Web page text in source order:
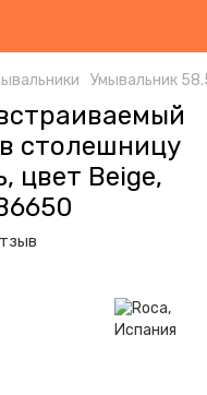
Умывальник
столешницу
цвет Beige,